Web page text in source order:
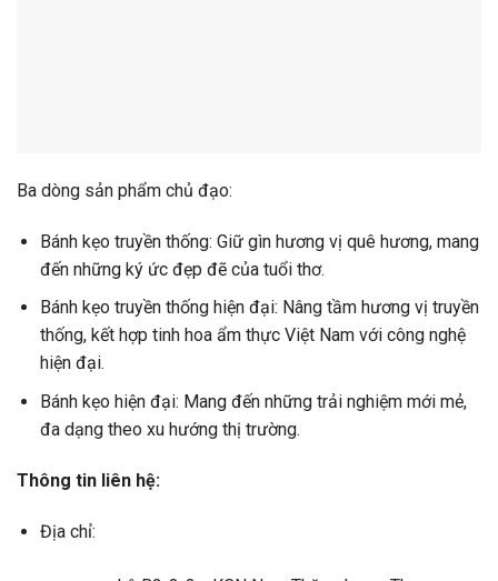
Ba dòng sản phẩm chủ đạo:
Bánh kẹo truyền thống: Giữ gìn hương vị quê hương, mang
đến những ký ức đẹp đẽ của tuổi thơ.
Bánh kẹo truyền thống hiện đại: Nâng tầm hương vị truyền
thống, kết hợp tinh hoa ẩm thực Việt Nam với công nghệ
hiện đại.
Bánh kẹo hiện đại: Mang đến những trải nghiệm mới mẻ,
đa dạng theo xu hướng thị trường.
Thông tin liên hệ:
Địa chỉ: